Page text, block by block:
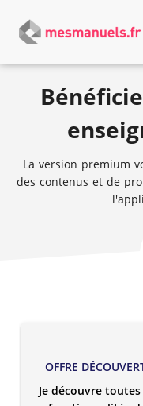
La version premium
des contenus et de
OFFRE
Je découvre toutes